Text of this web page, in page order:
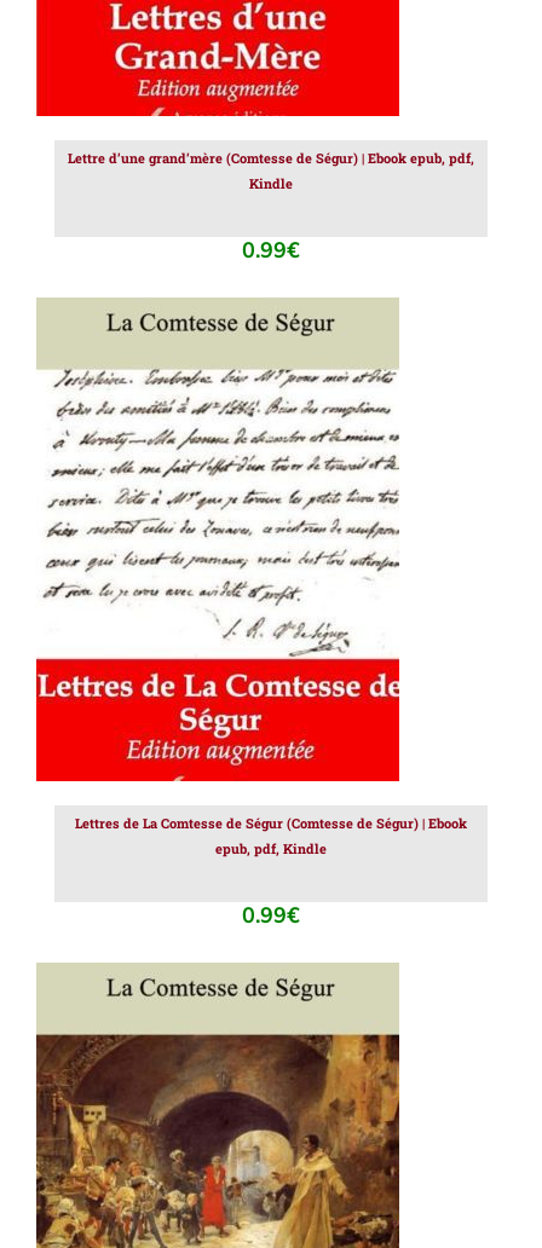
Lettre d’une grand’mère (Comtesse de Ségur) | Ebook epub, pdf,
Kindle
0.99€
AJOUTER AU PANIER DÉTAILS
Lettres de La Comtesse de Ségur (Comtesse de Ségur) | Ebook
epub, pdf, Kindle
0.99€
AJOUTER AU PANIER / DÉTAILS